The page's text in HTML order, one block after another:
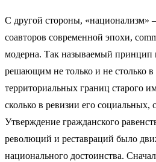
С другой стороны, «национализм»
соавторов современной эпохи,
модерна. Так называемый принцип
решающим не только и не столько в
территориальных границ старого
сколько в ревизии его социальных,
Утверждение гражданского
революций и реставраций было
национального достоинства.